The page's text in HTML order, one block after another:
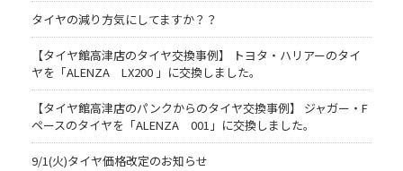
タイヤの減り方気にしてますか？？
【タイヤ館高津店のタイヤ交換事例】 トヨタ・ハリアーのタイ
ヤを「ALENZA LX200 」に交換しました。
【タイヤ館高津店のパンクからのタイヤ交換事例】 ジャガー・F
ペースのタイヤを「ALENZA 001」に交換しました。
9/1(火)タイヤ価格改定のお知らせ